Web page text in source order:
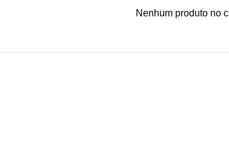
Nenhum produto no